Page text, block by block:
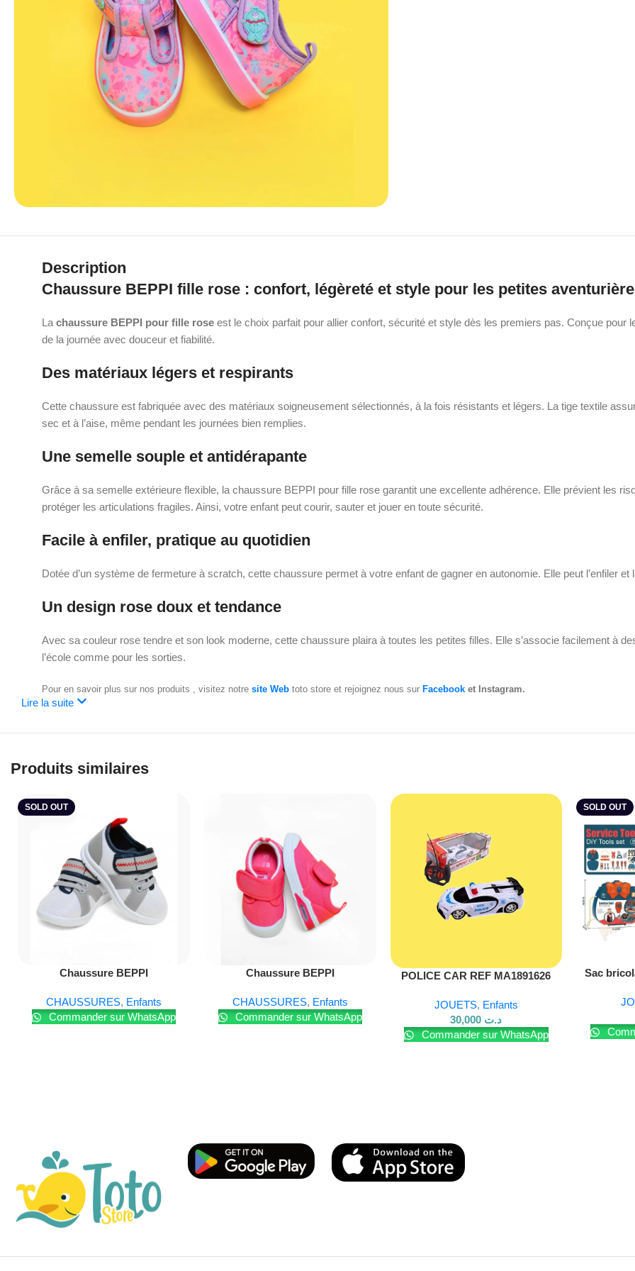
Description
Chaussure BEPPI fille rose : confort, légèreté et style pour les petites
Lachaussure BEPPI pour fille rose est le choix parfait pour allier confort, sécurité et style dès les premiers pas. Conçue
de la journée avec douceur et fiabilité.
Des matériaux légers et respirants
Cette chaussure est fabriquée avec des matériaux soigneusement sélectionnés, à la fois résistants et légers. La tige textile
sec et à l’aise, même pendant les journées bien remplies.
Une semelle souple et antidérapante
Grâce à sa semelle extérieure flexible, la chaussure BEPPI pour fille rose garantit une excellente adhérence. Elle prévient les
protéger les articulations fragiles. Ainsi, votre enfant peut courir, sauter et jouer en toute sécurité.
Facile à enfiler, pratique au quotidien
Dotée d’un système de fermeture à scratch, cette chaussure permet à votre enfant de gagner en autonomie. Elle peut l’enfiler
Un design rose doux et tendance
Avec sa couleur rose tendre et son look moderne, cette chaussure plaira à toutes les petites filles. Elle s’associe facilement à
l’école comme pour les sorties.
Pour en savoir plus sur nos produits , visitez notresite Web toto store et rejoignez nous surFacebooket Instagram.
Lire la suite
Produits similaires
SOLD OUT
Lire La SuiteChaussure BEPPI
CHAUSSURES, Enfants
Commander sur WhatsApp
Lire La SuiteChaussure BEPPI
CHAUSSURES, Enfants
Commander sur WhatsApp
POLICE CAR REF MA1891626
JOUETS, Enfants
د.ت
Commander sur WhatsApp
SOLD OUT
Lire La Suite
Sac